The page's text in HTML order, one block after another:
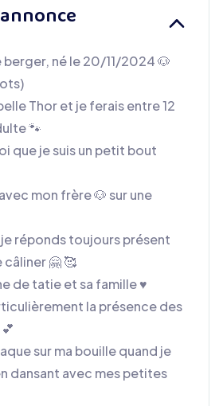
berger, né le 20/11/2024 🐶
Thor et je ferais entre 12
🐾
que je suis un petit bout
mon frère 🐶 sur une
réponds toujours présent
câliner 🤗 🥰
de tatie et sa famille ♥️
la présence des
sur ma bouille quand je
dansant avec mes petites